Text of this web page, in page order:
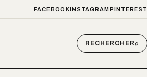
FACEBOOKINSTAGRAM PINTEREST
RECHERCHER⌕